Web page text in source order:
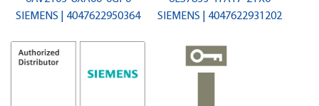
SIEMENS | 4047622950364
SIEMENS | 4047622931202